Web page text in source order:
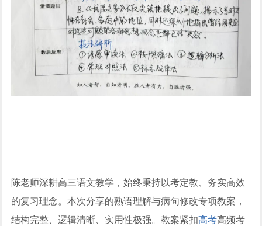
陈老师深耕高三语文教学，始终秉持以考定教、务实高效
的复习理念。本次分享的熟语理解与病句修改专项教案，
结构完整、逻辑清晰、实用性极强。教案紧扣高考高频考